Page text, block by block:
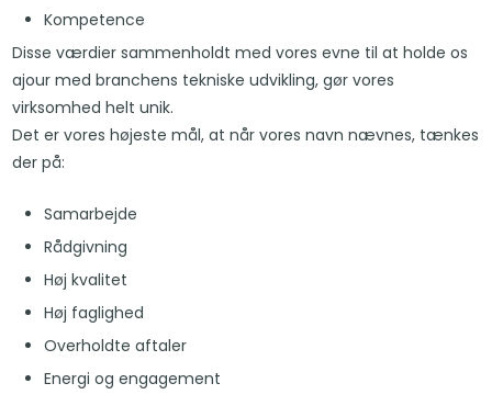
Kompetence
Disse værdier sammenholdt med vores evne til at holde os
ajour med branchens tekniske udvikling, gør vores
virksomhed helt unik.
Det er vores højeste mål, at når vores navn nævnes, tænkes
der på:
Samarbejde
Rådgivning
Høj kvalitet
Høj faglighed
Overholdte aftaler
Energi og engagement